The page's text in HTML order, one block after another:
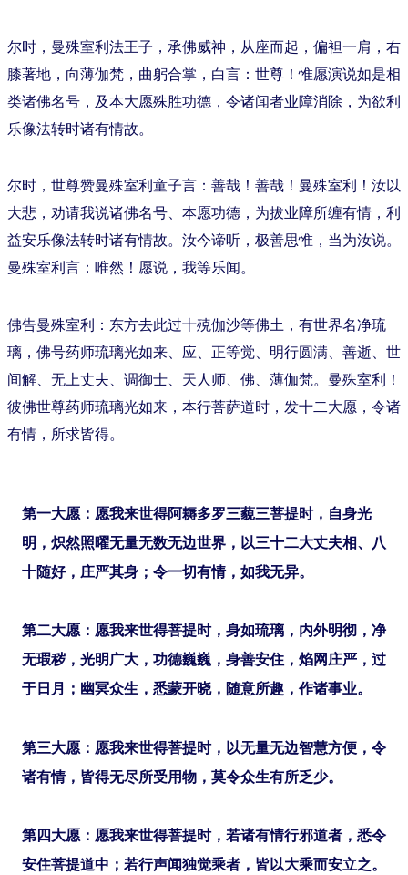
尔时，曼殊室利法王子，承佛威神，从座而起，偏袒一肩，右
膝著地，向薄伽梵，曲躬合掌，白言：世尊！惟愿演说如是相
类诸佛名号，及本大愿殊胜功德，令诸闻者业障消除，为欲利
乐像法转时诸有情故。
尔时，世尊赞曼殊室利童子言：善哉！善哉！曼殊室利！汝以
大悲，劝请我说诸佛名号、本愿功德，为拔业障所缠有情，利
益安乐像法转时诸有情故。汝今谛听，极善思惟，当为汝说。
曼殊室利言：唯然！愿说，我等乐闻。
佛告曼殊室利：东方去此过十殑伽沙等佛土，有世界名净琉
璃，佛号药师琉璃光如来、应、正等觉、明行圆满、善逝、世
间解、无上丈夫、调御士、天人师、佛、薄伽梵。曼殊室利！
彼佛世尊药师琉璃光如来，本行菩萨道时，发十二大愿，令诸
有情，所求皆得。
第一大愿：愿我来世得阿耨多罗三藐三菩提时，自身光
明，炽然照曜无量无数无边世界，以三十二大丈夫相、八
十随好，庄严其身；令一切有情，如我无异。
第二大愿：愿我来世得菩提时，身如琉璃，内外明彻，净
无瑕秽，光明广大，功德巍巍，身善安住，焰网庄严，过
于日月；幽冥众生，悉蒙开晓，随意所趣，作诸事业。
第三大愿：愿我来世得菩提时，以无量无边智慧方便，令
诸有情，皆得无尽所受用物，莫令众生有所乏少。
第四大愿：愿我来世得菩提时，若诸有情行邪道者，悉令
安住菩提道中；若行声闻独觉乘者，皆以大乘而安立之。